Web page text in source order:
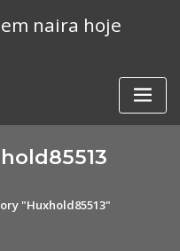
naira hoje
"Huxhold85513"